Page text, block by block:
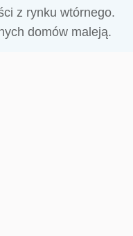
z rynku wtórnego.
domów maleją.